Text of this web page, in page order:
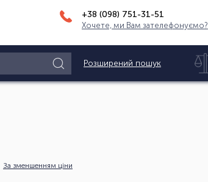
+38 (098) 751-31-51
Хочете, ми Вам зателефонуємо?
Розширений пошук
За зменшенням ціни